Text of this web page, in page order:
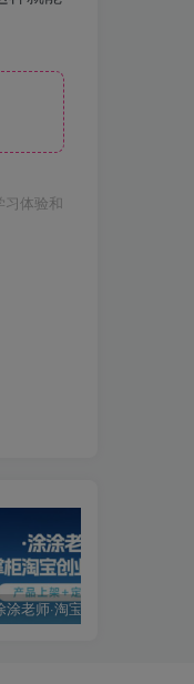
习体验和